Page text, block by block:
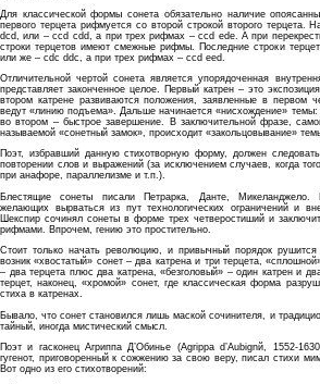
Для классической формы сонета обязательно наличие
первого терцета рифмуется со второй строкой второго
dcd, или – ccd cdd, а при трех рифмах – ccd ede. А при
строки терцетов имеют смежные рифмы. Последние строки
или же – cdc ddc, а при трех рифмах – ccd eed.
Отличительной чертой сонета является упорядоченная
представляет законченное целое. Первый катрен – это
втором катрене развиваются положения, заявленные в первом
ведут «линию подъема». Дальше начинается «нисхождение» темы:
во втором – быстрое завершение. В заключительной фразе,
называемой «сонетный замок», происходит «закольцовывание»
Поэт, избравший данную стихотворную форму, должен
повторении слов и выражений (за исключением случаев, когда
при анафоре, параллелизме и т.п.).
Блестящие сонеты писали Петрарка, Данте, Микеланджело.
желающих вырваться из пут технологических ограничений и
Шекспир сочинял сонеты в форме трех четверостиший и
рифмами. Впрочем, гению это простительно.
Стоит только начать революцию, и привычный порядок
возник «хвостатый» сонет – два катрена и три терцета,
– два терцета плюс два катрена, «безголовый» – один катрен и
терцет, наконец, «хромой» сонет, где классическая форма
стиха в катренах.
Бывало, что сонет становился лишь маской сочинителя, и
тайный, иногда мистический смысл.
Поэт и гасконец Агриппа Д’Обинье (Agrippa d’Aubignй, 1552-
гугенот, приговоренный к сожжению за свою веру, писал стихи
Вот одно из его стихотворений: